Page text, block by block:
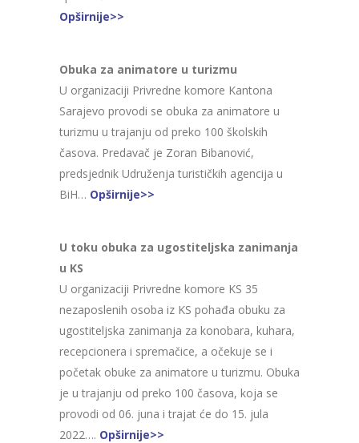
Opširnije>>
Obuka za animatore u turizmu
U organizaciji Privredne komore Kantona
Sarajevo provodi se obuka za animatore u
turizmu u trajanju od preko 100 školskih
časova. Predavač je Zoran Bibanović,
predsjednik Udruženja turističkih agencija u
BiH… Opširnije>>
U toku obuka za ugostiteljska zanimanja
u KS
U organizaciji Privredne komore KS 35
nezaposlenih osoba iz KS pohađa obuku za
ugostiteljska zanimanja za konobara, kuhara,
recepcionera i spremačice, a očekuje se i
početak obuke za animatore u turizmu. Obuka
je u trajanju od preko 100 časova, koja se
provodi od 06. juna i trajat će do 15. jula
2022…. Opširnije>>